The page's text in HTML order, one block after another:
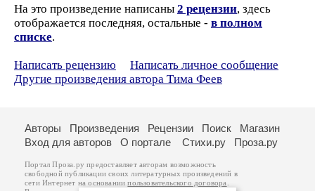
На это произведение написаны 2 рецензии, здесь
отображается последняя, остальные - в полном
списке.
Написать рецензию
Написать личное сообщение
Другие произведения автора Тима Феев
Авторы Произведения Рецензии Поиск
Магазин
Вход для авторов
О портале Стихи.ру Проза.ру
Портал Проза.ру предоставляет авторам возможность
свободной публикации своих литературных произведений в
сети Интернет на основаниипользовательского договора